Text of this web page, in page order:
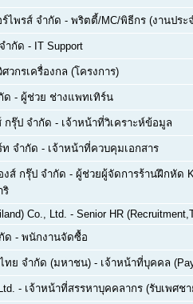
ไพรส์ จำกัด - พริตตี้/MC/พิธีกร (งานประ
ำกัด - IT Support
ศวกรเครื่องกล (โครงการ)
ด - ผู้ช่วย ช่างแพทเทิร์น
กรุ๊ป จำกัด - เจ้าหน้าที่วิเคราะห์ข้อมูล
ท จำกัด - เจ้าหน้าที่ควบคุมเอกสาร
งส์ กรุ๊ป จำกัด - ผู้ช่วยผู้จัดการร้านฝึกหัด
ริ
Co., Ltd. - Senior HR
ด - พนักงานจัดซื้อ
ทย จำกัด (มหาชน) - เจ้าหน้าที่บุคคล
- เจ้าหน้าที่สรรหาบุคคลากร (รับเพศช